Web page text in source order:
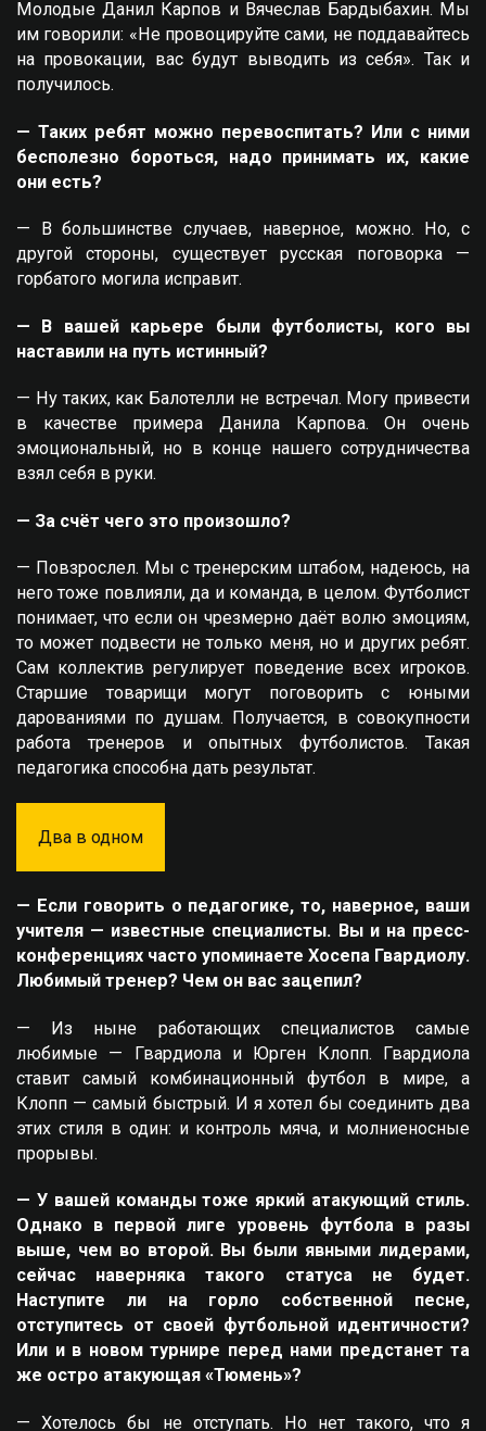
Молодые Данил Карпов и Вячеслав Бардыбахин. Мы
им говорили: «Не провоцируйте сами, не поддавайтесь
на провокации, вас будут выводить из себя». Так и
получилось.
— Таких ребят можно перевоспитать? Или с ними
бесполезно бороться, надо принимать их, какие
они есть?
— В большинстве случаев, наверное, можно. Но, с
другой стороны, существует русская поговорка —
горбатого могила исправит.
— В вашей карьере были футболисты, кого вы
наставили на путь истинный?
— Ну таких, как Балотелли не встречал. Могу привести
в качестве примера Данила Карпова. Он очень
эмоциональный, но в конце нашего сотрудничества
взял себя в руки.
— За счёт чего это произошло?
— Повзрослел. Мы с тренерским штабом, надеюсь, на
него тоже повлияли, да и команда, в целом. Футболист
понимает, что если он чрезмерно даёт волю эмоциям,
то может подвести не только меня, но и других ребят.
Сам коллектив регулирует поведение всех игроков.
Старшие товарищи могут поговорить с юными
дарованиями по душам. Получается, в совокупности
работа тренеров и опытных футболистов. Такая
педагогика способна дать результат.
Два в одном
— Если говорить о педагогике, то, наверное, ваши
учителя — известные специалисты. Вы и на пресс-
конференциях часто упоминаете Хосепа Гвардиолу.
Любимый тренер? Чем он вас зацепил?
— Из ныне работающих специалистов самые
любимые — Гвардиола и Юрген Клопп. Гвардиола
ставит самый комбинационный футбол в мире, а
Клопп — самый быстрый. И я хотел бы соединить два
этих стиля в один: и контроль мяча, и молниеносные
прорывы.
— У вашей команды тоже яркий атакующий стиль.
Однако в первой лиге уровень футбола в разы
выше, чем во второй. Вы были явными лидерами,
сейчас наверняка такого статуса не будет.
Наступите ли на горло собственной песне,
отступитесь от своей футбольной идентичности?
Или и в новом турнире перед нами предстанет та
же остро атакующая «Тюмень»?
— Хотелось бы не отступать. Но нет такого, что я